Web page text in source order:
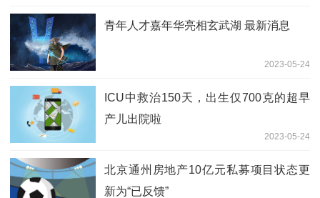
青年人才嘉年华亮相玄武湖 最新消息
2023-05-24
ICU中救治150天，出生仅700克的超早
产儿出院啦
2023-05-24
北京通州房地产10亿元私募项目状态更
新为“已反馈”